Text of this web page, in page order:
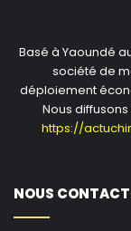
Basé à Yaoundé
société de
déploiement
Nous
https://
NOUS